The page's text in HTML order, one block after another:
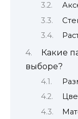
Какие
выборе?